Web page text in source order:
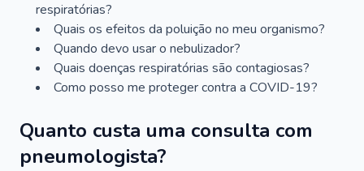
respiratórias?
Quais os efeitos da poluição no meu organismo?
Quando devo usar o nebulizador?
Quais doenças respiratórias são contagiosas?
Como posso me proteger contra a COVID-19?
Quanto custa uma consulta com
pneumologista?